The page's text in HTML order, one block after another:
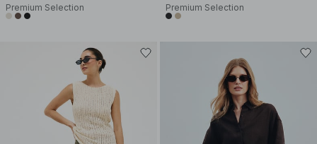
Premium Selection
Premium Selection